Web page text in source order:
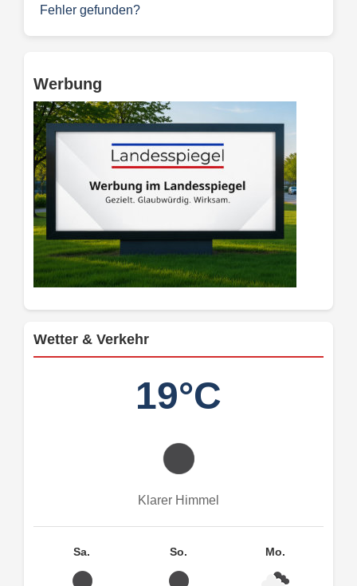
Fehler gefunden?
Werbung
Wetter & Verkehr
19°C
Klarer Himmel
Sa. So. Mo.